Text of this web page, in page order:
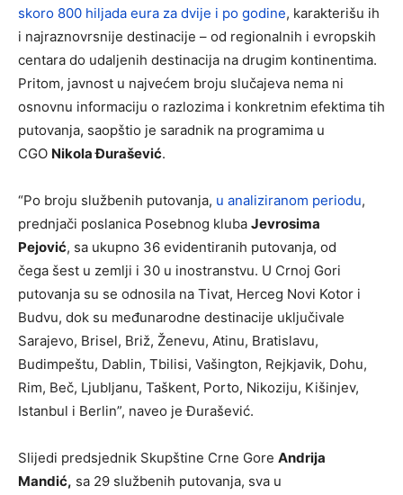
skoro 800 hiljada eura za dvije i po godine, karakterišu ih
i najraznovrsnije destinacije – od regionalnih i evropskih
centara do udaljenih destinacija na drugim kontinentima.
Pritom, javnost u najvećem broju slučajeva nema ni
osnovnu informaciju o razlozima i konkretnim efektima tih
putovanja, saopštio je saradnik na programima u
CGO Nikola Đurašević.
“Po broju službenih putovanja, u analiziranom periodu,
prednjači poslanica Posebnog kluba Jevrosima
Pejović, sa ukupno 36 evidentiranih putovanja, od
čega šest u zemlji i 30 u inostranstvu. U Crnoj Gori
putovanja su se odnosila na Tivat, Herceg Novi Kotor i
Budvu, dok su međunarodne destinacije uključivale
Sarajevo, Brisel, Briž, Ženevu, Atinu, Bratislavu,
Budimpeštu, Dablin, Tbilisi, Vašington, Rejkjavik, Dohu,
Rim, Beč, Ljubljanu, Taškent, Porto, Nikoziju, Kišinjev,
Istanbul i Berlin”, naveo je Đurašević.
Slijedi predsjednik Skupštine Crne Gore Andrija
Mandić, sa 29 službenih putovanja, sva u